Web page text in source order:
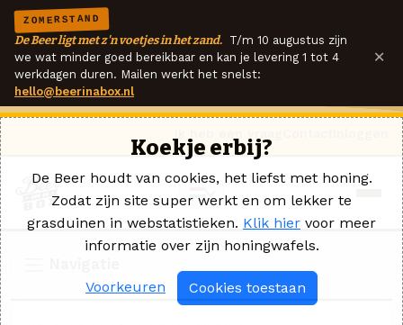
ZOMERSTAND
De Beer ligt met z'n voetjes in het zand. T/m 10 augustus zijn
we wat minder goed bereikbaar en kan je levering 1 tot 4
werkdagen duren. Mailen werkt het snelst:
hello@beerinabox.nl
×
Koekje erbij?
De Beer houdt van cookies, het liefst met honing.
Zodat zijn site super werkt en om lekker te
grasduinen in webstatistieken. Klik hier voor meer
informatie over zijn honingwafels.
Voorkeuren Cookies toestaan